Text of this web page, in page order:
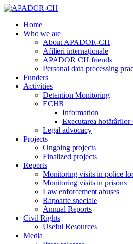
Home
Who we are
About APADOR-CH
Afilieri internaționale
APADOR-CH friends
Personal data processing
Funders
Activities
Detention Monitoring
ECHR
Information
Executarea hotărârilor
Legal advocacy
Projects
Ongoing projects
Finalized projects
Reports
Monitoring visits in police
Monitoring visits in prisons
Law enforcement abuses
Rapoarte speciale
Annual Reports
Civil Rights
Useful Resources
Media